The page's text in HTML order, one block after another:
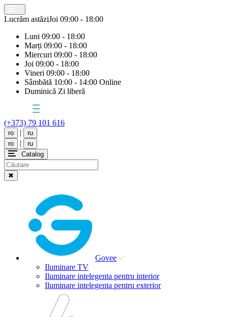
Lucrăm astăziJoi 09:00 - 18:00
Luni 09:00 - 18:00
Marți 09:00 - 18:00
Miercuri 09:00 - 18:00
Joi 09:00 - 18:00
Vineri 09:00 - 18:00
Sâmbătă 10:00 - 14:00 Online
Duminică Zi liberă
(+373) 79 101 616
ro |
ru
ro
|
ru
Catalog
✖
Govee
Iluminare TV
Iluminare intelegenta pentru interior
Iluminare intelegenta pentru exterior